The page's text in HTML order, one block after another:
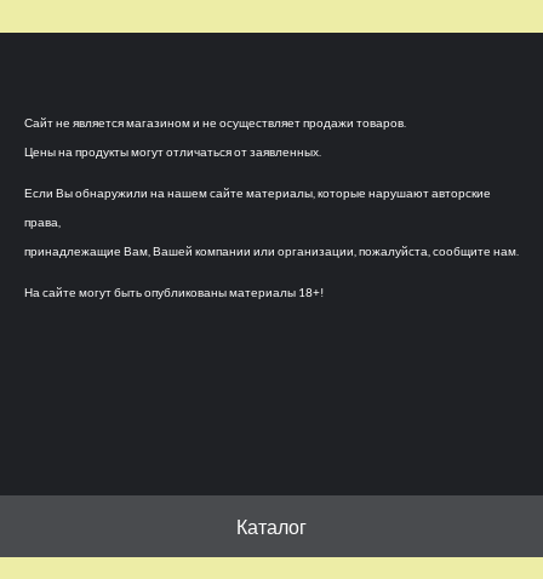
Сайт не является магазином и не осуществляет продажи товаров.
Цены на продукты могут отличаться от заявленных.
Если Вы обнаружили на нашем сайте материалы, которые нарушают авторские
права,
принадлежащие Вам, Вашей компании или организации, пожалуйста, сообщите нам.
На сайте могут быть опубликованы материалы 18+!
Каталог